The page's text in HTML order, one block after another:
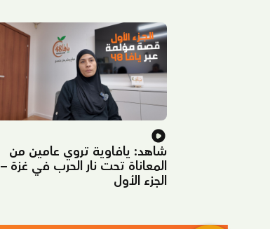
شاهد: يافاوية تروي عامين من
المعاناة تحت نار الحرب في غزة –
الجزء الأول